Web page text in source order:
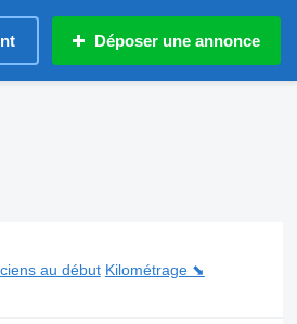
Déposer une annonce
au début Kilométrage ⬊